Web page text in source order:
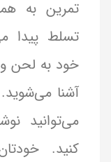
تمرین به
تسلط پیدا
خود به لحن
آشنا
می‌توانید
کنید.